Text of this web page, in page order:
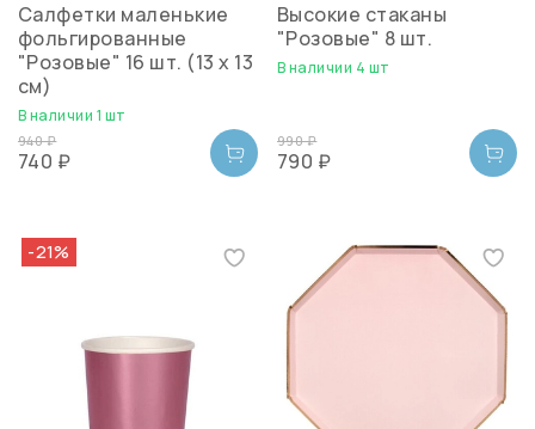
Салфетки маленькие
фольгированные
"Розовые" 16 шт. (13 х 13
см)
В наличии 1 шт
940 ₽
740 ₽
Высокие стаканы
"Розовые" 8 шт.
В наличии 4 шт
990 ₽
790 ₽
-21%